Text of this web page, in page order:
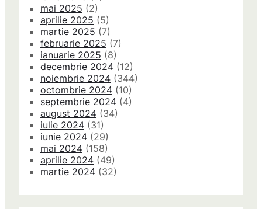
mai 2025 (2)
aprilie 2025 (5)
martie 2025 (7)
februarie 2025 (7)
ianuarie 2025 (8)
decembrie 2024 (12)
noiembrie 2024 (344)
octombrie 2024 (10)
septembrie 2024 (4)
august 2024 (34)
iulie 2024 (31)
iunie 2024 (29)
mai 2024 (158)
aprilie 2024 (49)
martie 2024 (32)